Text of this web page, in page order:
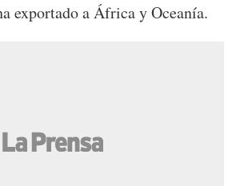
exportado a África y Oceanía.